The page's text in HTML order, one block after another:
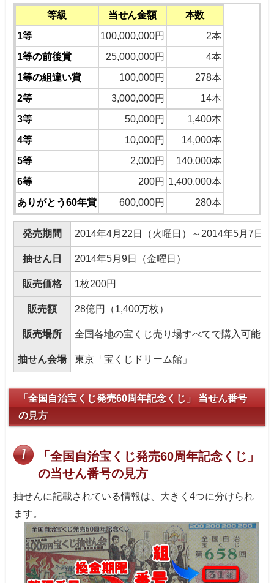
等級 当せん金額
本数
1等
100,000,000円
2本
1等の前後賞
25,000,000円
4本
1等の組違い賞
100,000円
278本
2等
3,000,000円
14本
3等
50,000円
1,400本
4等
10,000円
14,000本
5等
2,000円
140,000本
6等
200円 1,400,000本
ありがとう60年賞
600,000円 280本
発売期間 2014年4月22日（火曜日）～2014年5月7日
抽せん日 2014年5月9日（金曜日）
販売価格 1枚200円
販売額 28億円（1,400万枚）
販売場所 全国各地の宝くじ売り場すべてで購入可能
抽せん会場 東京「宝くじドリーム館」
「全国自治宝くじ発売60周年記念くじ」 当せん番号
の見方
「全国自治宝くじ発売60周年記念くじ」
の当せん番号の見方
抽せんに記載されている情報は、大きく4つに分けられ
ます。